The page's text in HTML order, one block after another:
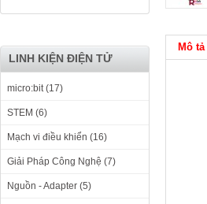
LINH KIỆN ĐIỆN TỬ
micro:bit (17)
STEM (6)
Mạch vi điều khiển (16)
Giải Pháp Công Nghệ (7)
Nguồn - Adapter (5)
Mô tả